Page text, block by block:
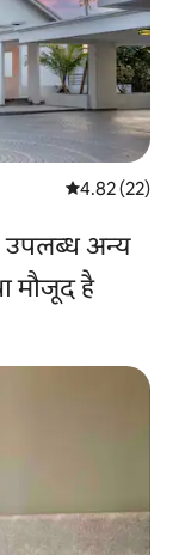
औसत रेटिंग 5 में
4.82 (22)
उपलब्ध अन्य
मौजूद है